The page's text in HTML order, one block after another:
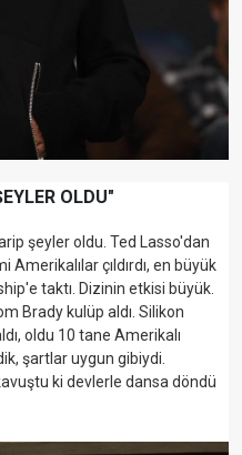
OLDU"
şeyler oldu. Ted Lasso'dan
çıldırdı, en büyük
taktı. Dizinin etkisi büyük.
Brady kulüp aldı. Silikon
oldu 10 tane Amerikalı
şartlar uygun gibiydi.
ki devlerle dansa döndü